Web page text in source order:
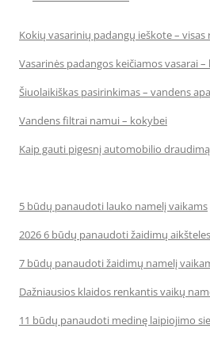
Kokių vasarinių padangų ieškote –
Vasarinės padangos keičiamos vasarai –
Šiuolaikiškas pasirinkimas – vandens
Vandens filtrai namui – kokybei
Kaip gauti pigesnį automobilio
5 būdų panaudoti lauko namelį vaikams
2026 6 būdų panaudoti žaidimų
7 būdų panaudoti žaidimų namelį
Dažniausios klaidos renkantis vaikų
11 būdų panaudoti medinę laipiojimo